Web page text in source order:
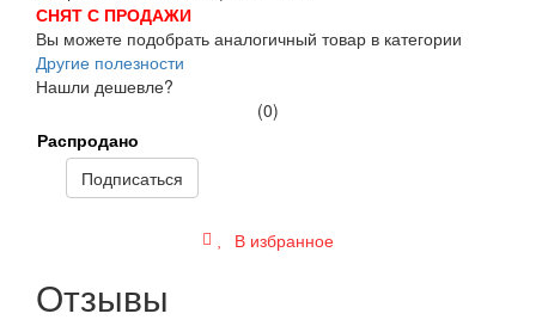
СНЯТ С ПРОДАЖИ
Вы можете подобрать аналогичный товар в категории
Другие полезности
Нашли дешевле?
(0)
Распродано
Подписаться
В избранное
Отзывы